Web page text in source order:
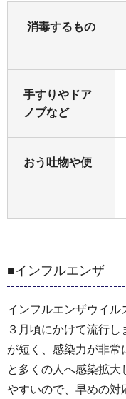
消毒するもの
手すりやドア
ノブなど
おう吐物や便
■インフルエンザ
インフルエンザウイル
３月頃にかけて流行
が短く、感染力が非常
と多くの人へ感染拡大
やすいので、早めの対